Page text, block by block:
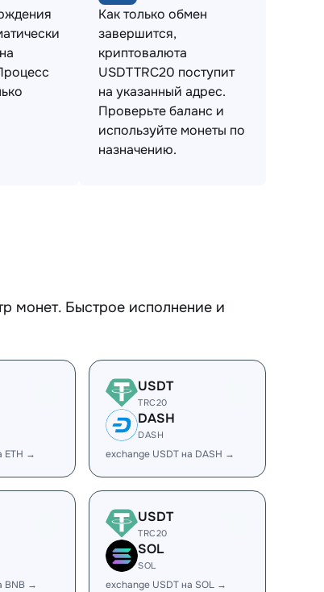
Как только обмен
завершится,
криптовалюта
USDTTRC20 поступит
на указанный адрес.
Проверьте баланс и
используйте монеты по
назначению.
монет. Быстрое исполнение и
ETH →
USDT
TRC20
DASH
DASH
exchange USDT на DASH →
BNB →
USDT
TRC20
SOL
SOL
exchange USDT на SOL →